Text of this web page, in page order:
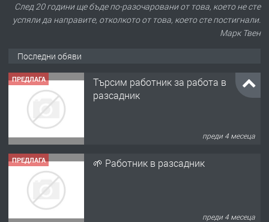
След 20 години ще бъде по-разочаровани от това, което не сте
успяли да направите, отколкото от това, което сте постигнали.
Марк Твен
Последни обяви
ПРЕДЛАГА
Търсим работник за работа в
разсадник
преди 4 месеца
ПРЕДЛАГА 🌱 Работник в разсадник
преди 4 месеца